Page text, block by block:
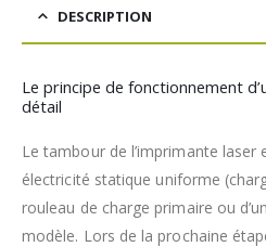
DESCRIPTION
Le principe de fonctionnement
détail
Le tambour de l’imprimante laser
électricité statique uniforme
rouleau de charge primaire ou
modèle. Lors de la prochaine